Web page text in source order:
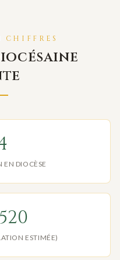
CHIFFRES
EN DIOCÈSE
ESTIMÉE)